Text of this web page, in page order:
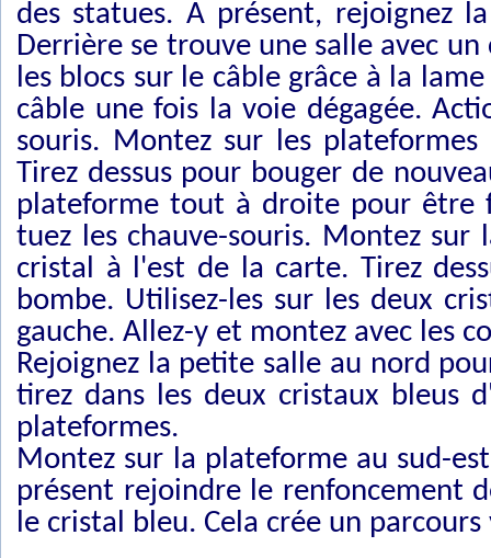
des statues. A présent, rejoignez
Derrière se trouve une salle avec
les blocs sur le câble grâce à la
câble une fois la voie dégagée.
souris. Montez sur les
Tirez dessus pour bouger de
plateforme tout à droite pour être
tuez les chauve-souris. Montez
cristal à l'est de la carte. Tirez
bombe. Utilisez-les sur les deux
gauche. Allez-y et montez avec les
Rejoignez la petite salle au nord
tirez dans les deux cristaux bleus
plateformes.
Montez sur la plateforme au sud-
présent rejoindre le renfoncement
le cristal bleu. Cela crée un